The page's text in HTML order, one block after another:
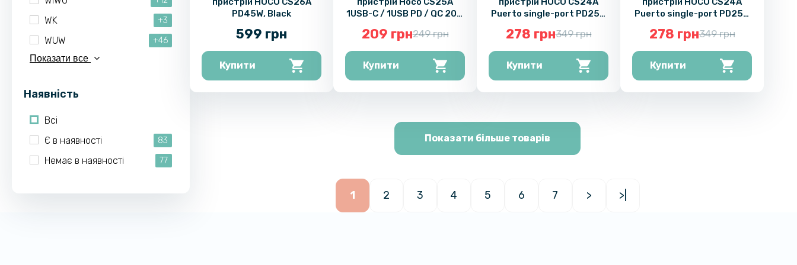
WK +3
WUW
+46
Показати все
Наявність
Всі
Є в наявності
83
Немає в наявності 77
PD45W, Black
599 грн
Купити
1USB-C / 1USB PD / QC 20W
209 грн249 грн
Купити
Puerto single-port PD25W
Type-C, Black
278 грн349 грн
Купити
Puerto single-port PD25W
Type-C, Black
278 грн349 грн
Купити
Показати більше товарів
1 2 3 4 5 6 7 > >|